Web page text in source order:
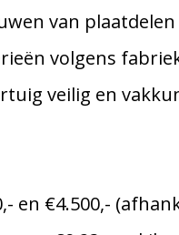
van plaatdelen
volgens
veilig en
en €4.500,-